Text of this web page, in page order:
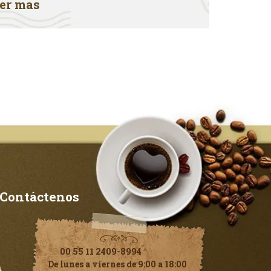
mas
00 55 11 2409-8994
De lunes a viernes de 9:00 a 18:00